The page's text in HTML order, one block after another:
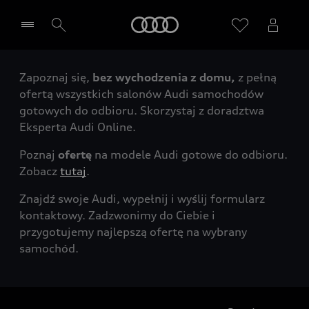
Wybierz Twojego Partnera Audi
Zapoznaj się, bez wychodzenia z domu, z pełną
ofertą wszystkich salonów Audi samochodów
gotowych do odbioru. Skorzystaj z doradztwa
Eksperta Audi Online.
Poznaj ofertę na modele Audi gotowe do odbioru.
Zobacz tutaj.
Znajdź swoje Audi, wypełnij i wyślij formularz
kontaktowy. Zadzwonimy do Ciebie i
przygotujemy najlepszą ofertę na wybrany
samochód.